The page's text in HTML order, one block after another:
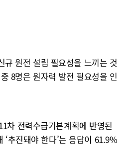
규 원전 설립 필요성을 느끼는 것
8명은 원자력 발전 필요성을 인
차 전력수급기본계획에 반영된
‘추진돼야 한다’는 응답이 61.9%